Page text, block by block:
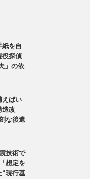
紙を自
役探偵
」の依
えばい
造改
な後遺
技術で
想定を
“現行基